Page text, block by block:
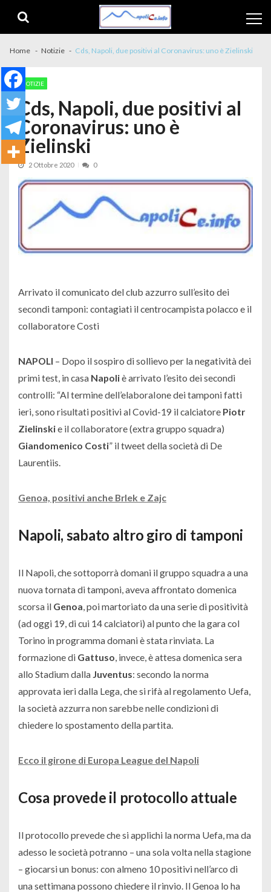
Home Notizie Cds, Napoli, due positivi al Coronavirus: uno è Zielinski
NOTIZIE
Cds, Napoli, due positivi al
Coronavirus: uno è
Zielinski
2 Ottobre 2020 0
Arrivato il comunicato del club azzurro sull’esito dei
secondi tamponi: contagiati il centrocampista polacco e il
collaboratore Costi
NAPOLI – Dopo il sospiro di sollievo per la negatività dei
primi test, in casa Napoliè arrivato l’esito dei secondi
controlli: “Al termine dell’elaboraIone dei tamponi fatti
ieri, sono risultati positivi al Covid-19 il calciatore Piotr
Zielinskie il collaboratore (extra gruppo squadra)
Giandomenico Costi” il tweet della società di De
Laurentiis.
Genoa, positivi anche Brlek e Zajc
Napoli, sabato altro giro di tamponi
Il Napoli, che sottoporrà domani il gruppo squadra a una
nuova tornata di tamponi, aveva affrontato domenica
scorsa il Genoa , poi martoriato da una serie di positività
(ad oggi 19, di cui 14 calciatori) al punto che la gara col
Torino in programma domani è stata rinviata. La
formazione di Gattuso , invece, è attesa domenica sera
allo Stadium dalla Juventus: secondo la norma
approvata ieri dalla Lega, che si rifà al regolamento Uefa,
la società azzurra non sarebbe nelle condizioni di
chiedere lo spostamento della partita.
Ecco il girone di Europa League del Napoli
Cosa provede il protocollo attuale
Il protocollo prevede che si applichi la norma Uefa, ma da
adesso le società potranno – una sola volta nella stagione
– giocarsi un bonus: con almeno 10 positivi nell’arco di
una settimana possono chiedere il rinvio. Il Genoa lo ha